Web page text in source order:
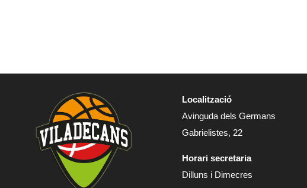
Localització
Avinguda dels Germans
Gabrielistes, 22
Horari secretaria
Dilluns i Dimecres